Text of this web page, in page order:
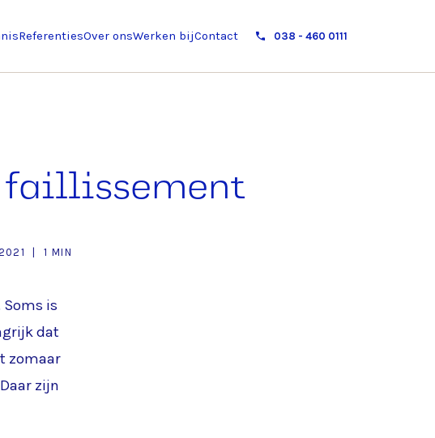
ReferentiesOver onsWerken bijContact 038 - 460 0111
faillissement
1 MIN
is
dat
zomaar
zijn